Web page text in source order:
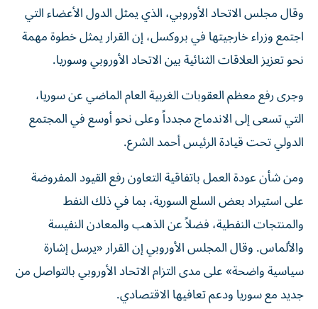
وقال مجلس الاتحاد الأوروبي، الذي ⁠يمثل الدول الأعضاء التي
اجتمع وزراء خارجيتها في بروكسل، إن القرار يمثل خطوة مهمة
نحو تعزيز العلاقات الثنائية بين الاتحاد الأوروبي وسوريا.
وجرى رفع معظم ​العقوبات الغربية العام الماضي عن ‌سوريا،
التي تسعى إلى الاندماج مجدداً وعلى نحو أوسع في المجتمع
الدولي ⁠تحت قيادة الرئيس أحمد الشرع.
ومن شأن عودة العمل باتفاقية ‌التعاون رفع القيود المفروضة
على استيراد بعض السلع السورية، بما في ذلك النفط
‌والمنتجات النفطية، فضلاً ‌عن الذهب والمعادن ⁠النفيسة
والألماس. وقال المجلس الأوروبي ‌إن القرار «يرسل إشارة
سياسية واضحة» على مدى التزام الاتحاد الأوروبي بالتواصل من
⁠جديد مع سوريا ​ودعم تعافيها الاقتصادي.